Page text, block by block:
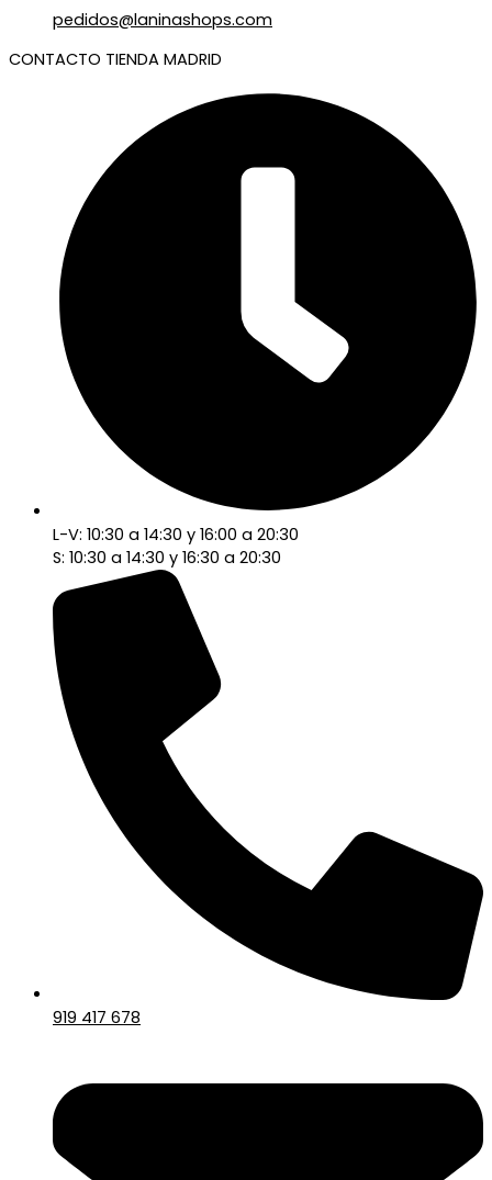
pedidos@laninashops.com
CONTACTO TIENDA MADRID
L-V: 10:30 a 14:30 y 16:00 a 20:30
S: 10:30 a 14:30 y 16:30 a 20:30
919 417 678